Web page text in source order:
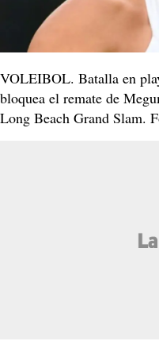
VOLEIBOL. Batalla en
bloquea el remate de
Long Beach Grand Slam.